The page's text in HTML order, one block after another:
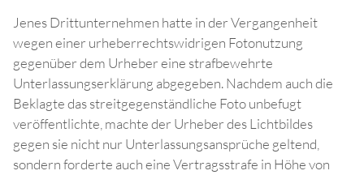
Jenes Drittunternehmen hatte in der Vergangenheit
wegen einer urheberrechtswidrigen Fotonutzung
gegenüber dem Urheber eine strafbewehrte
Unterlassungserklärung abgegeben. Nachdem auch die
Beklagte das streitgegenständliche Foto unbefugt
veröffentlichte, machte der Urheber des Lichtbildes
gegen sie nicht nur Unterlassungsansprüche geltend,
sondern forderte auch eine Vertragsstrafe in Höhe von